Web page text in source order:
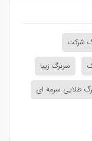
شرکت
سربرگ زیبا
طلایی سرمه ای